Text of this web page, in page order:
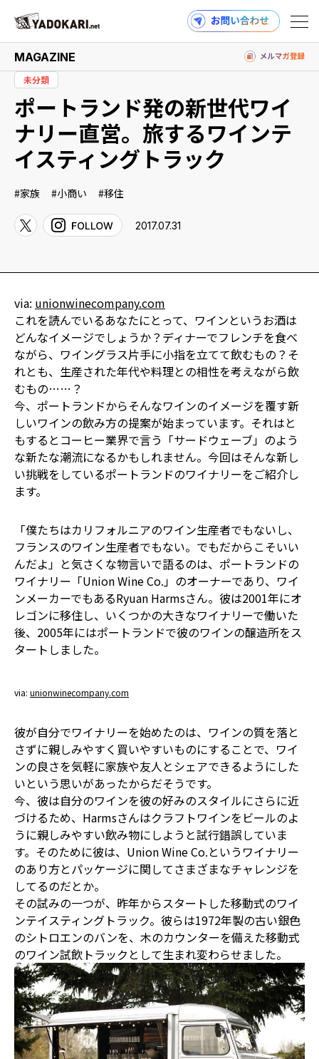
商品検索 読みもの検索
PRODUCTS
MAGAZINE
YADOKARI について
MAGAZINE
未分類
ポートランド発の新世代ワイ
ナリー直営。旅するワインテ
イスティングトラック
家族 小商い 移住
2017.07.31
via: unionwinecompany.com
これを読んでいるあなたにとって、ワインというお酒は
どんなイメージでしょうか？ディナーでフレンチを食べ
ながら、ワイングラス片手に小指を立てて飲むもの？そ
れとも、生産された年代や料理との相性を考えながら飲
むもの……？
今、ポートランドからそんなワインのイメージを覆す新
しいワインの飲み方の提案が始まっています。それはと
もするとコーヒー業界で言う「サードウェーブ」のよう
な新たな潮流になるかもしれません。今回はそんな新し
い挑戦をしているポートランドのワイナリーをご紹介し
ます。
「僕たちはカリフォルニアのワイン生産者でもないし、
フランスのワイン生産者でもない。でもだからこそいい
んだよ」と気さくな物言いで語るのは、ポートランドの
ワイナリー「Union Wine Co.」のオーナーであり、ワイ
ンメーカーでもあるRyuan Harmsさん。彼は2001年にオ
レゴンに移住し、いくつかの大きなワイナリーで働いた
後、2005年にはポートランドで彼のワインの醸造所をス
タートしました。
via: unionwinecompany.com
彼が自分でワイナリーを始めたのは、ワインの質を落と
さずに親しみやすく買いやすいものにすることで、ワイ
ンの良さを気軽に家族や友人とシェアできるようにした
いという思いがあったからだそうです。
今、彼は自分のワインを彼の好みのスタイルにさらに近
づけるため、Harmsさんはクラフトワインをビールのよ
うに親しみやすい飲み物にしようと試行錯誤していま
す。そのために彼は、Union Wine Co.というワイナリー
のあり方とパッケージに関してさまざまなチャレンジを
してるのだとか。
その試みの一つが、昨年からスタートした移動式のワイ
ンテイスティングトラック。彼らは1972年製の古い銀色
のシトロエンのバンを、木のカウンターを備えた移動式
のワイン試飲トラックとして生まれ変わらせました。